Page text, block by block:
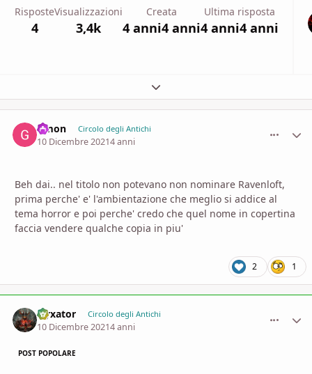
Risposte
4
Visualizzazioni
3,4k
Creata
4 anni4 anni
Ultima risposta
4 anni4 anni
Espandi panoramica del topic
Gmon Circolo degli Antichi
10 Dicembre 20214 anni
Beh dai.. nel titolo non potevano non nominare Ravenloft,
prima perche' e' l'ambientazione che meglio si addice al
tema horror e poi perche' credo che quel nome in copertina
faccia vendere qualche copia in piu'
2 1
Nyxator Circolo degli Antichi
10 Dicembre 20214 anni
POST POPOLARE